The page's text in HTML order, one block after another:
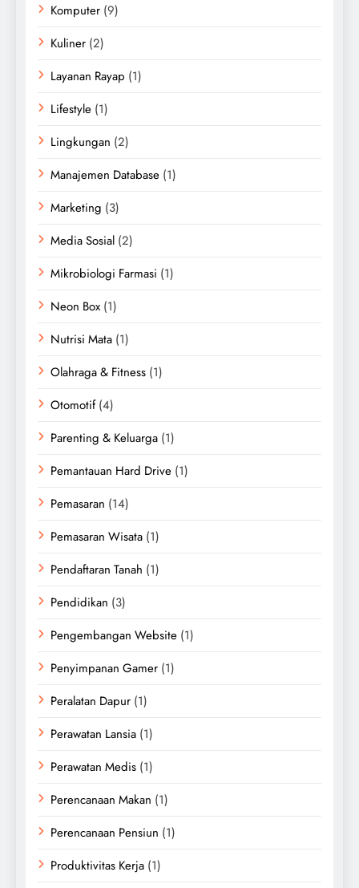
Komputer (9)
Kuliner (2)
Layanan Rayap (1)
Lifestyle (1)
Lingkungan (2)
Manajemen Database (1)
Marketing (3)
Media Sosial (2)
Mikrobiologi Farmasi (1)
Neon Box (1)
Nutrisi Mata (1)
Olahraga & Fitness (1)
Otomotif(4)
Parenting & Keluarga (1)
Pemantauan Hard Drive (1)
Pemasaran (14)
Pemasaran Wisata (1)
Pendaftaran Tanah (1)
Pendidikan (3)
Pengembangan Website (1)
Penyimpanan Gamer (1)
Peralatan Dapur (1)
Perawatan Lansia (1)
Perawatan Medis (1)
Perencanaan Makan (1)
Perencanaan Pensiun (1)
Produktivitas Kerja (1)